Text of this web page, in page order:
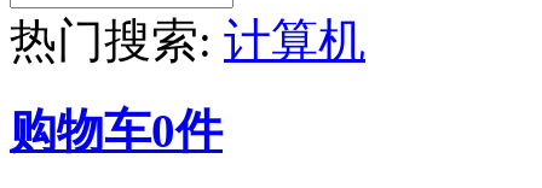
热门搜索: 计算机
购物车0件